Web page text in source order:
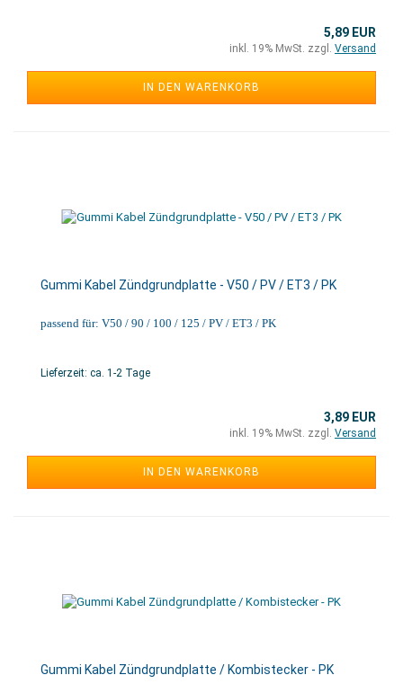
5,89 EUR
inkl. 19% MwSt. zzgl. Versand
IN DEN WARENKORB
Gummi Kabel Zündgrundplatte - V50 / PV / ET3 / PK
passend für: V50 / 90 / 100 / 125 / PV / ET3 / PK
Lieferzeit: ca. 1-2 Tage
3,89 EUR
inkl. 19% MwSt. zzgl. Versand
IN DEN WARENKORB
Gummi Kabel Zündgrundplatte / Kombistecker - PK